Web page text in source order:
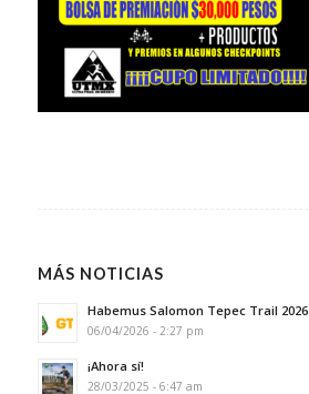
MÁS NOTICIAS
Habemus Salomon Tepec Trail 2026
06/04/2026 - 2:27 pm
¡Ahora sí!
28/03/2025 - 6:47 am